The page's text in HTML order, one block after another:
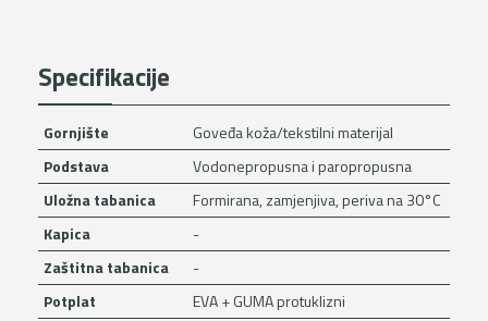
Specifikacije
Gornjište
Goveđa koža/tekstilni materijal
Podstava
Vodonepropusna i paropropusna
Uložna tabanica
Formirana, zamjenjiva, periva na 30°C
Kapica
-
Zaštitna tabanica
-
Potplat
EVA + GUMA protuklizni